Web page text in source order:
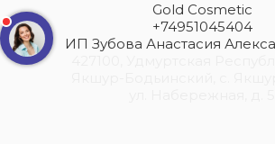
Gold Cosmetic
+74951045404
ИП Зубова Анастасия